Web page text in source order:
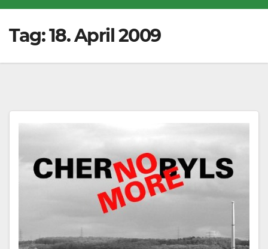
Tag:18. April 2009